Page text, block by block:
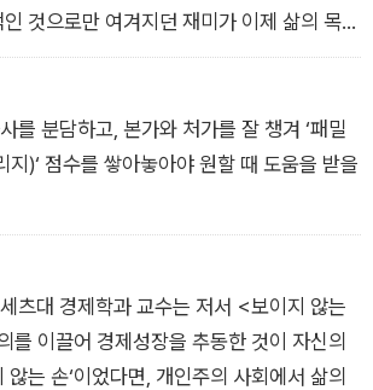
것으로만 여겨지던 재미가 이제 삶의 목표
하는 필수 속성이 된 것이다.
를 분담하고, 본가와 처가를 잘 챙겨 ‘패밀
)‘ 점수를 쌓아놓아야 원할 때 도움을 받을
츠대 경제학과 교수는 저서 <보이지 않는
를 이끌어 경제성장을 추동한 것이 자신의
않는 손‘이었다면, 개인주의 사회에서 삶의